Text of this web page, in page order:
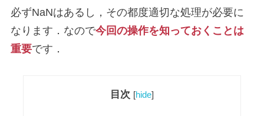
必ずNaNはあるし，その都度適切な処理が必要に
なります．なので今回の操作を知っておくことは
重要です．
目次 [hide]